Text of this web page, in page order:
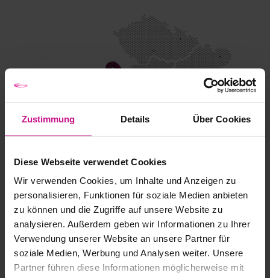
Zustimmung Details Über Cookies
Diese Webseite verwendet Cookies
Wir verwenden Cookies, um Inhalte und Anzeigen zu
personalisieren, Funktionen für soziale Medien anbieten
zu können und die Zugriffe auf unsere Website zu
analysieren. Außerdem geben wir Informationen zu Ihrer
Verwendung unserer Website an unsere Partner für
soziale Medien, Werbung und Analysen weiter. Unsere
Partner führen diese Informationen möglicherweise mit
Know-WOW
AM
PULS DER ZEIT